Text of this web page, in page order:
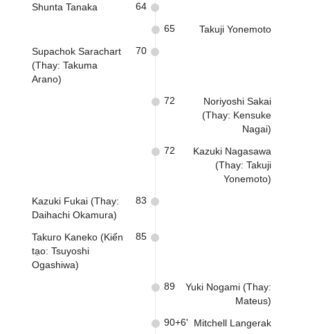
Shunta Tanaka 64
Takuji Yonemoto
65
Supachok Sarachart
(Thay: Takuma
Arano)
70
Noriyoshi Sakai
(Thay: Kensuke
Nagai)
72
Kazuki Nagasawa
(Thay: Takuji
Yonemoto)
72
Kazuki Fukai (Thay:
Daihachi Okamura)
83
Takuro Kaneko (Kiến
tạo: Tsuyoshi
Ogashiwa)
85
Yuki Nogami (Thay:
Mateus)
89
Mitchell Langerak
90+6'